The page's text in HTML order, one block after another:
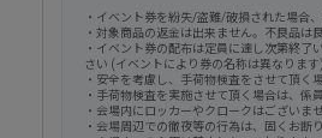
・イベント券を紛失/盗難/破損された場合
・対象商品の返金は出来ません。不良品は
・イベント券の配布は定員に達し次第終
さい (イベントにより券の名称は異なります)
・安全を考慮し、手荷物検査をさせて頂く
・手荷物検査を実施させて頂く場合は、係
・会場内にロッカーやクロークはございま
・会場周辺での徹夜等の行為は、固くお断